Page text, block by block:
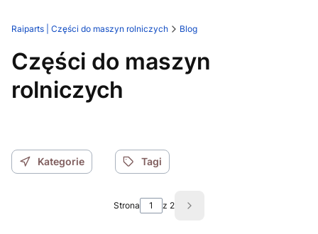
Raiparts | Części do maszyn rolniczych Blog
Części do maszyn
rolniczych
Kategorie Tagi
Strona z 2 Następne wpisy